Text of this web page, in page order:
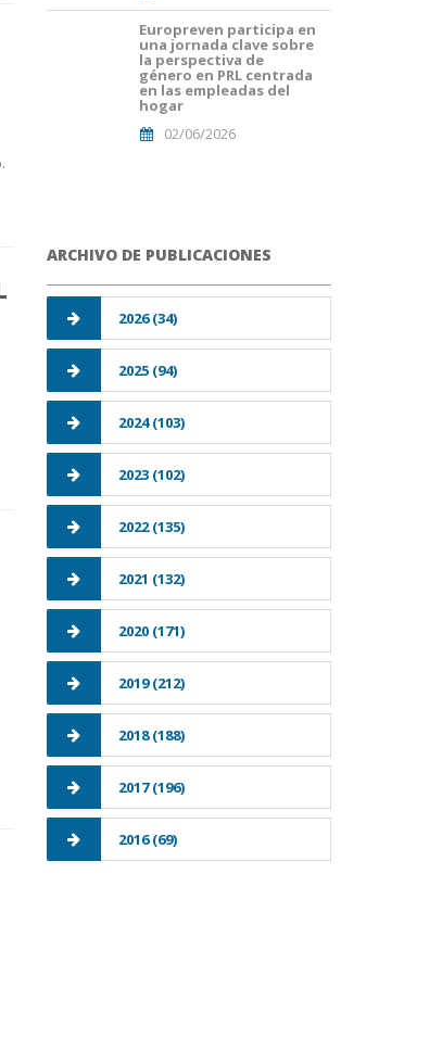
Europreven participa en
una jornada clave sobre
la perspectiva de
género en PRL centrada
en las empleadas del
hogar
02/06/2026
ARCHIVO DE PUBLICACIONES
2026 (34)
2025 (94)
2024 (103)
2023 (102)
2022 (135)
2021 (132)
2020 (171)
2019 (212)
2018 (188)
2017 (196)
2016 (69)